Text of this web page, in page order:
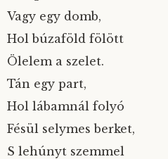
Vagy egy domb,
Hol búzaföld fölött
Ölelem a szelet.
Tán egy part,
Hol lábamnál folyó
Fésül selymes berket,
S lehúnyt szemmel